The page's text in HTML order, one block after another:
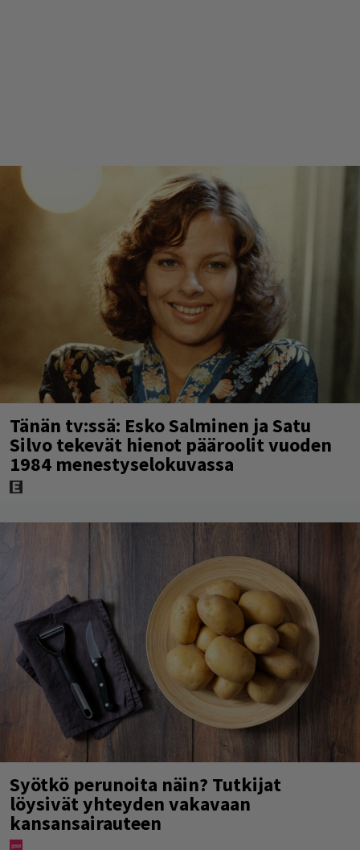
Tänän tv:ssä: Esko Salminen ja Satu
Silvo tekevät hienot pääroolit vuoden
1984 menestyselokuvassa
Syötkö perunoita näin? Tutkijat
löysivät yhteyden vakavaan
kansansairauteen